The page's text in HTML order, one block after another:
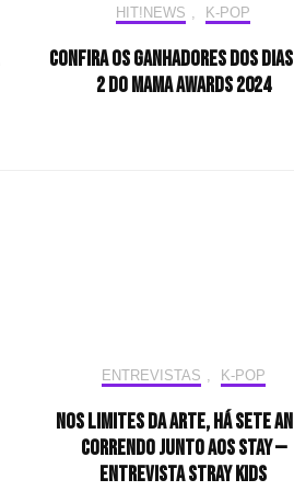
HIT!NEWS K-POP
Confira os ganhadores dos dias
2 do MAMA Awards 2024
ENTREVISTAS K-POP
Nos limites da arte, há sete
correndo junto aos STAY —
Entrevista Stray Kids